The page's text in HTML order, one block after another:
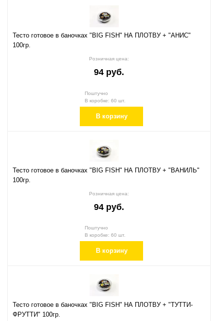
Тесто готовое в баночках "BIG FISH" НА ПЛОТВУ + "АНИС"
100гр.
Розничная цена:
94 руб.
Поштучно
В коробке: 60 шт.
В корзину
Тесто готовое в баночках "BIG FISH" НА ПЛОТВУ + "ВАНИЛЬ"
100гр.
Розничная цена:
94 руб.
Поштучно
В коробке: 60 шт.
В корзину
Тесто готовое в баночках "BIG FISH" НА ПЛОТВУ + "ТУТТИ-
ФРУТТИ" 100гр.